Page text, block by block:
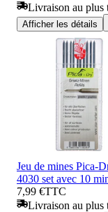
Livraison au plus
Afficher les détails
Jeu de mines Pica-
4030 set avec 10
7,99 €TTC
Livraison au plus